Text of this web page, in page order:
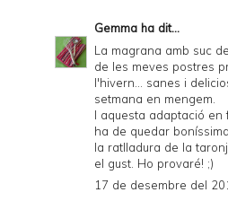
Gemma ha dit...
La magrana amb suc
de les meves postres
l'hivern... sanes i
setmana en mengem.
I aquesta adaptació en
ha de quedar
la ratlladura de la
el gust. Ho provaré! ;)
17 de desembre del